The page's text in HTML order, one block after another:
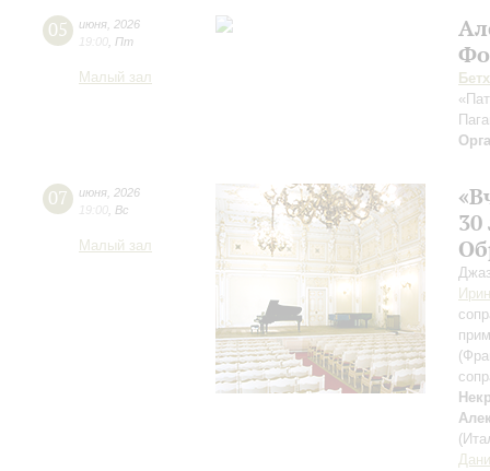
05 июня 2026
19:00 Пт
Малый зал
07 июня 2026
19:00 Вс
Малый зал